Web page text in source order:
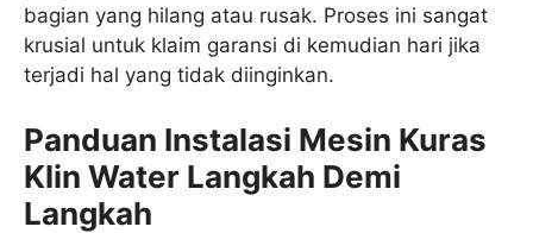
bagian yang hilang atau rusak. Proses ini sangat
krusial untuk klaim garansi di kemudian hari jika
terjadi hal yang tidak diinginkan.
Panduan Instalasi Mesin Kuras
Klin Water Langkah Demi
Langkah